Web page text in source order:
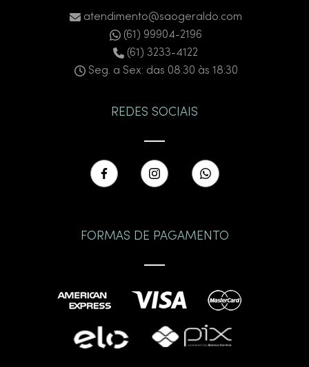
atendimento@saogeraldo.com
(61) 99904-2196
(61) 3233-4122
Seg. a Sex: das 08:30 às 18:30
REDES SOCIAIS
FORMAS DE PAGAMENTO